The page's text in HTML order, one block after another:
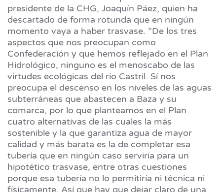
presidente de la CHG, Joaquín Páez, quien ha
descartado de forma rotunda que en ningún
momento vaya a haber trasvase. “De los tres
aspectos que nos preocupan como
Confederación y que hemos reflejado en el Plan
Hidrológico, ninguno es el menoscabo de las
virtudes ecológicas del río Castril. Sí nos
preocupa el descenso en los niveles de las aguas
subterráneas que abastecen a Baza y su
comarca, por lo que planteamos en el Plan
cuatro alternativas de las cuales la más
sostenible y la que garantiza agua de mayor
calidad y más barata es la de completar esa
tubería que en ningún caso serviría para un
hipotético trasvase, entre otras cuestiones
porque esa tubería no lo permitiría ni técnica ni
físicamente. Así que hay que dejar claro de una